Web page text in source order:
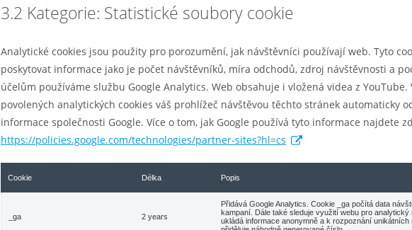
3.2 Kategorie: Statistické soubory cookie
Analytické cookies jsou použity pro porozumění, jak návštěvníci používají web. Tyto
poskytovat informace jako je počet návštěvníků, míra odchodů, zdroj návštěvnosti a
účelům používáme službu Google Analytics. Web obsahuje i vložená videa z YouTube.
povolených analytických cookies váš prohlížeč návštěvou těchto stránek automaticky
informace společnosti Google. Více o tom, jak Google používá tyto informace najdete
https://policies.google.com/technologies/partner-sites?hl=cs
Cookie Délka Popis
_ga 2 years
Přidává Google Analytics. Cookie _ga počítá data
kampaní. Dále také sleduje využití webu pro analytický
ukládá informace anonymně a k rozpoznání